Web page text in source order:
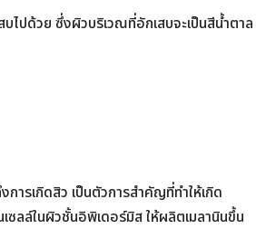
ไปด้วย ซึ่งผิวบริเวณที่อักเสบจะเป็นสีน้ำตาล
ารเกิดสิว เป็นตัวการสำคัญที่ทำให้เกิด
ลล์ในผิวชั้นอิพิเดอร์มิส ให้ผลิตเมลานินขึ้น